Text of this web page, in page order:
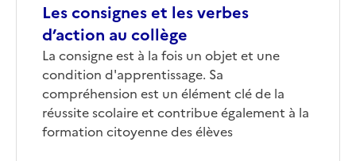
Les consignes et les verbes
d’action au collège
Corps
La consigne est à la fois un objet et une
condition d'apprentissage. Sa
compréhension est un élément clé de la
réussite scolaire et contribue également à la
formation citoyenne des élèves